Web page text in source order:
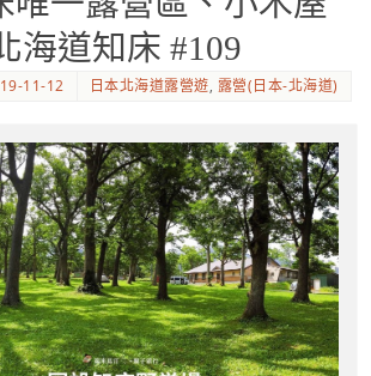
海道知床 #109
11-12 日本北海道露營遊, 露營(日本-北海道)